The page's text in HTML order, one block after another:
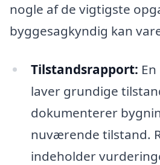
nogle af de vigtigste
byggesagkyndig kan
Tilstandsrapport:
laver grundige
dokumenterer
nuværende tilstand.
indeholder